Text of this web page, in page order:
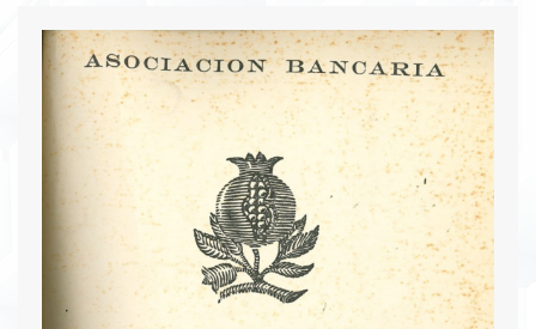
Operaciones de Mercado Abierto (OMA) como
alternativas complementarias en el manejo
monetario del país. Incluye el documento base
preparado por el Departamento Económico de la
Asociación y los comentarios de expertos, con el
objetivo de aclarar conceptos y evaluar la
viabilidad de implementar estas operaciones en
Colombia.
Descargar PDF